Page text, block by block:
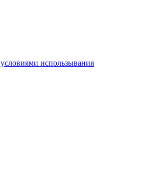
условиями использывания